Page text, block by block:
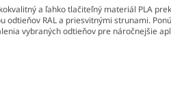
a ľahko tlačiteľný materiál PLA
odtieňov RAL a priesvitnými strunami.
vybraných odtieňov pre náročnejšie